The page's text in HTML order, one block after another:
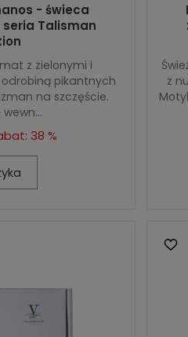
- świeca
Talisman
z zielonymi i
pikantnych
na szczęście.
38 %
z